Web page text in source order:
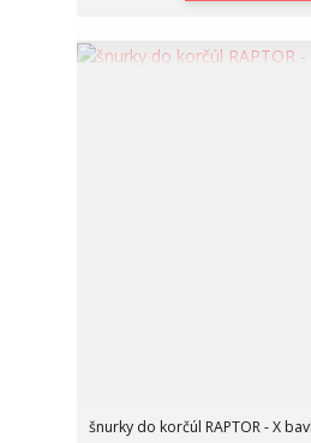
šnurky do korčúl RAPTOR - X